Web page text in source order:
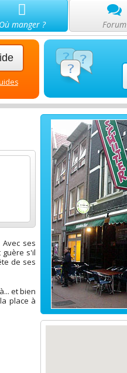
manger ? Forum
ses
guère s'il
de ses
et bien
place à